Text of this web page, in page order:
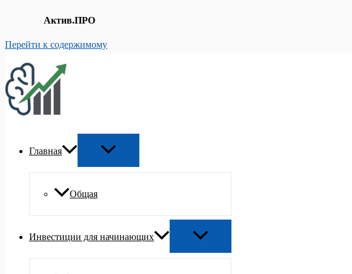
Актив.ПРО
Перейти к содержимому
Главная
Общая
Инвестиции для начинающих